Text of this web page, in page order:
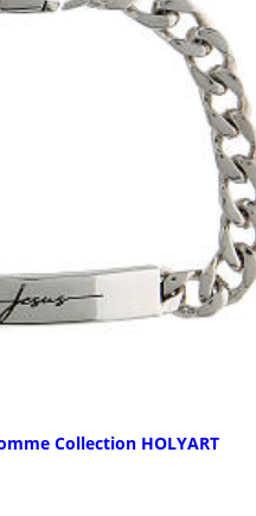
Collection HOLYART